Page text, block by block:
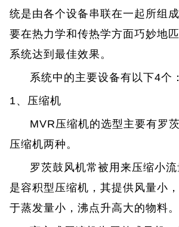
统是由各个设备串联在一起所组
要在热力学和传热学方面巧妙地
系统达到最佳效果。
系统中的主要设备有以下4个：
1、压缩机
MVR压缩机的选型主要有罗
压缩机两种。
罗茨鼓风机常被用来压缩小
是容积型压缩机，其提供风量小
于蒸发量小，沸点升高大的物料。